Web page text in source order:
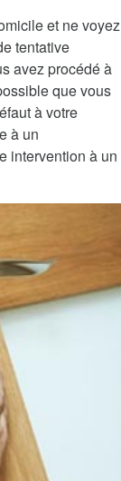
et ne voyez
tentative
avez procédé à
que vous
à votre
à un
intervention à un